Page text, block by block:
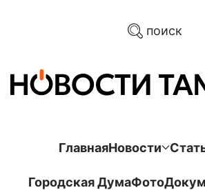
поиск
ГлавнаяНовости
Городская ДумаФото